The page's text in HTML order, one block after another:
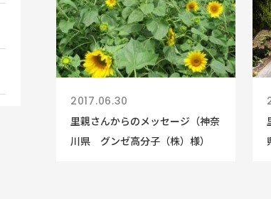
2017.06.30
里親さんからのメッセージ（神奈
川県 グンゼ高分子（株）様）